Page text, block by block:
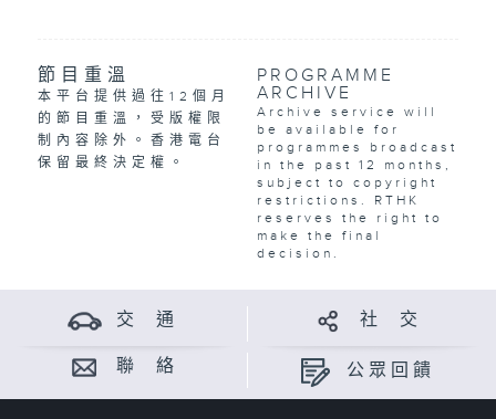
節目重溫
本平台提供過往12個月
的節目重溫，受版權限
制內容除外。香港電台
保留最終決定權。
PROGRAMME
ARCHIVE
Archive service will
be available for
programmes broadcast
in the past 12 months,
subject to copyright
restrictions. RTHK
reserves the right to
make the final
decision.
交 通 社 交
聯 絡 公眾回饋